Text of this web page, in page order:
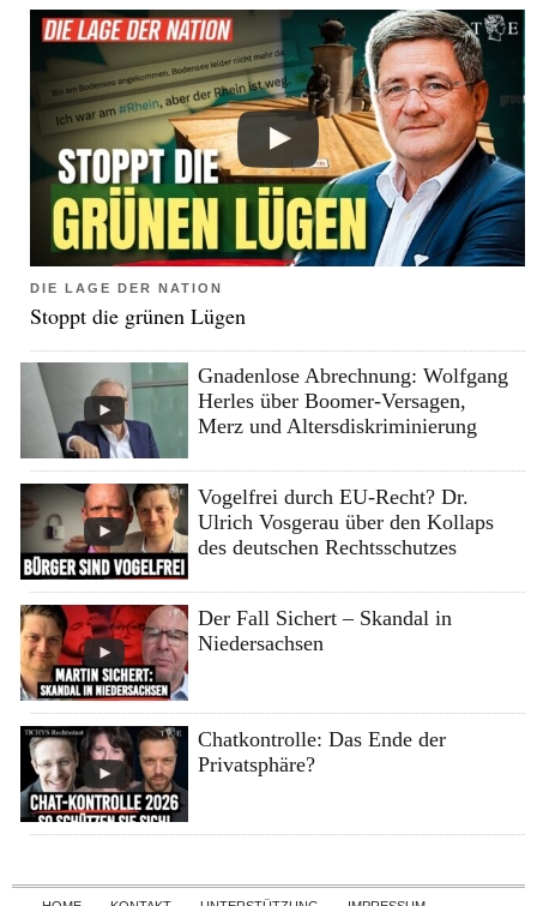
DIE LAGE DER NATION
Stoppt die grünen Lügen
Gnadenlose Abrechnung: Wolfgang
Herles über Boomer-Versagen,
Merz und Altersdiskriminierung
Vogelfrei durch EU-Recht? Dr.
Ulrich Vosgerau über den Kollaps
des deutschen Rechtsschutzes
Der Fall Sichert – Skandal in
Niedersachsen
Chatkontrolle: Das Ende der
Privatsphäre?
Skip to content